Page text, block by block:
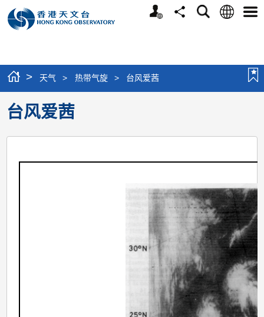
个
分
搜
语
选
> 天气 > 热带气旋 > 台风爱茜
台风爱茜